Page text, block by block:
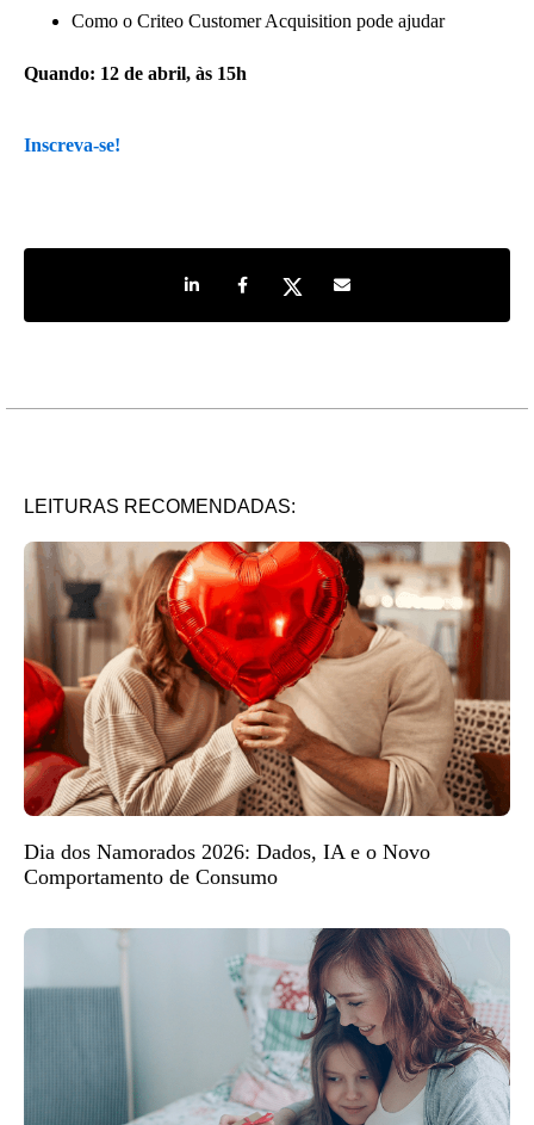
Como o Criteo Customer Acquisition pode ajudar
Quando: 12 de abril, às 15h
Inscreva-se!
Share on LinkedIn
Share on Facebook
Share on TwitterShare by e-mail
LEITURAS RECOMENDADAS:
Dia dos Namorados 2026: Dados, IA e o Novo
Comportamento de Consumo